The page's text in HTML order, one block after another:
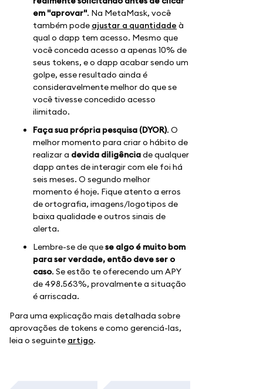
em "aprovar". Na MetaMask, você
também pode ajustar a quantidade à
qual o dapp tem acesso. Mesmo que
você conceda acesso a apenas 10% de
seus tokens, e o dapp acabar sendo um
golpe, esse resultado ainda é
consideravelmente melhor do que se
você tivesse concedido acesso
ilimitado.
Faça sua própria pesquisa (DYOR). O
melhor momento para criar o hábito de
realizar a devida diligênciade qualquer
dapp antes de interagir com ele foi há
seis meses. O segundo melhor
momento é hoje. Fique atento a erros
de ortografia, imagens/logotipos de
baixa qualidade e outros sinais de
alerta.
Lembre-se de quese algo é muito bom
para ser verdade, então deve ser o
caso. Se estão te oferecendo um APY
de 498.563%, provalmente a situação
é arriscada.
Para uma explicação mais detalhada sobre
aprovações de tokens e como gerenciá-las,
leia o seguinte artigo.